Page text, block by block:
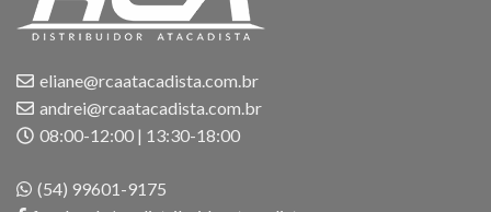
eliane@rcaatacadista.com.br
andrei@rcaatacadista.com.br
08:00-12:00 | 13:30-18:00
(54) 99601-9175